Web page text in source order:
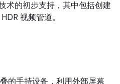
术的初步支持，其中包括创建
视频管道。
的手持设备，利用外部屏幕